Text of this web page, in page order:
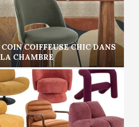
COIFFEUSE CHIC DANS
LA CHAMBRE